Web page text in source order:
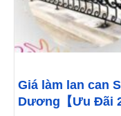
Giá làm lan can
Dương【Ưu Đãi